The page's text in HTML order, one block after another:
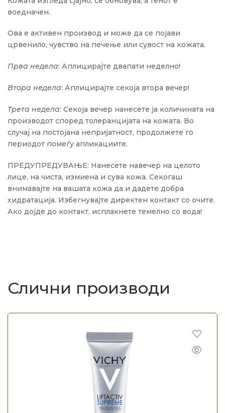
воедначен.
Ова е активен производ и може да се појави
црвенило, чувство на печење или сувост на кожата.
Прва недела: Аплицирајте двапати неделно!
Втора недела: Аплицирајте секоја втора вечер!
Трета недела: Секоја вечер нанесете ја количината на
производот според толеранцијата на кожата. Во
случај на постојана непријатност, продолжете го
периодот помеѓу апликациите.
ПРЕДУПРЕДУВАЊЕ: Нанесете навечер на целото
лице, на чиста, измиена и сува кожа. Секогаш
внимавајте на вашата кожа да и дадете добра
хидратација. Избегнувајте директен контакт со очите.
Ако дојде до контакт, исплакнете темелно со вода!
Слични производи